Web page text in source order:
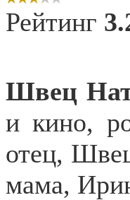
Рейтинг
Швец
и кино,
отец,
мама,